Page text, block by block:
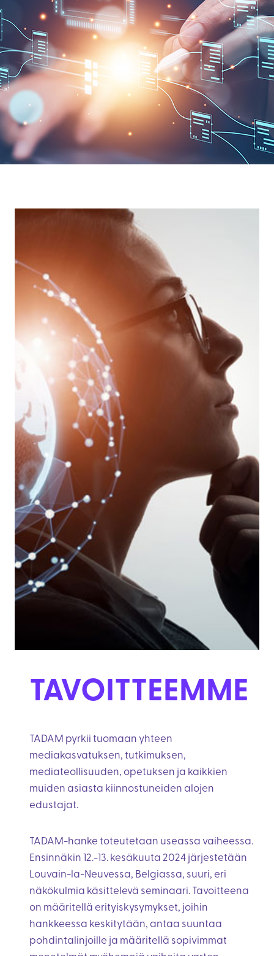
TAVOITTEEMME
TADAM pyrkii tuomaan yhteen
mediakasvatuksen, tutkimuksen,
mediateollisuuden, opetuksen ja kaikkien
muiden asiasta kiinnostuneiden alojen
edustajat.
TADAM-hanke toteutetaan useassa vaiheessa.
Ensinnäkin 12.-13. kesäkuuta 2024 järjestetään
Louvain-la-Neuvessa, Belgiassa, suuri, eri
näkökulmia käsittelevä seminaari. Tavoitteena
on määritellä erityiskysymykset, joihin
hankkeessa keskitytään, antaa suuntaa
pohdintalinjoille ja määritellä sopivimmat